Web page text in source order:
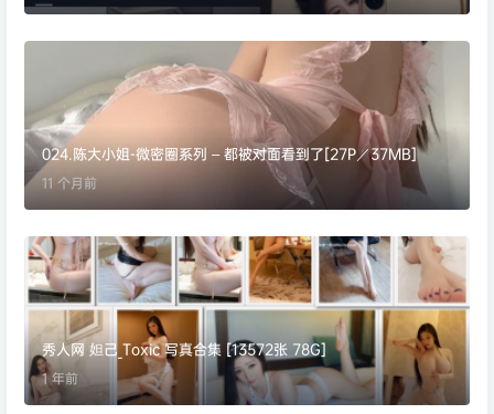
024.陈大小姐-微密圈系列 – 都被对面看到了[27P／37MB]
11 个月前
秀人网 妲己_Toxic 写真合集 [13572张 78G]
1 年前